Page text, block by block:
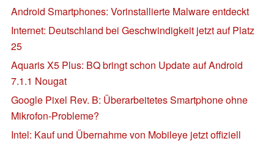
Android Smartphones: Vorinstallierte Malware entdeckt
Internet: Deutschland bei Geschwindigkeit jetzt auf Platz
25
Aquaris X5 Plus: BQ bringt schon Update auf Android
7.1.1 Nougat
Google Pixel Rev. B: Überarbeitetes Smartphone ohne
Mikrofon-Probleme?
Intel: Kauf und Übernahme von Mobileye jetzt offiziell